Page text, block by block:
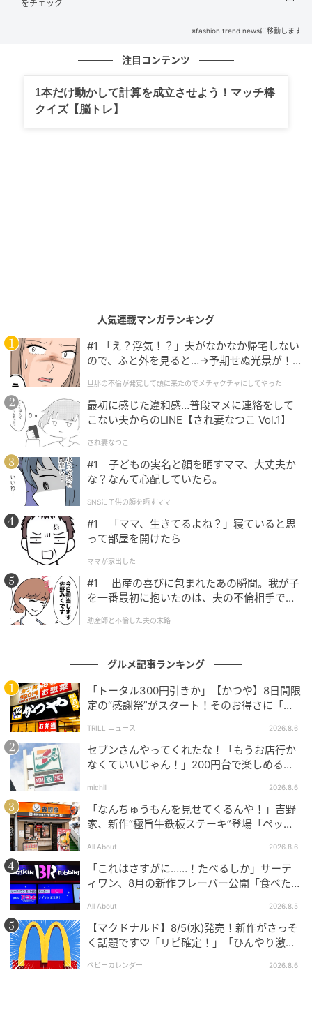
ップクリーム・キャラメルソース・ローストアーモン
キャラメルソースが入っています。@hifumi4さんいわ
のだとか。クランチの食感と香ばしさもアクセントと
して感じられそうです。バナナ好きは要チェック。イ
出典：Instagram
チョコドーナツ」。@megumiko_maniaさんいわく
「並んでいるだけで存在感があって今回の新作の中で
もひときわ目を引くドーナツ」だそう。パキッとした
イエローがインパクトがあって、ついつい立ち止まっ
てしまいそうです。主要原材料に動物性食材を使用し
ていないプラントベース商品で、こちらにも「もった
いないバナナ」が使われています。
生地の中にチョコクリーム入り！
をチェック
※fashion trend newsに移動します
注目コンテンツ
1本だけ動かして計算を成立させよう！マッチ棒
クイズ【脳トレ】
人気連載マンガランキング
#1 「え？浮気！？」夫がなかなか帰宅しない
ので、ふと外を見ると…→予期せぬ光景が！
クチャにしてやった
旦那の不倫が発覚して頭に来たのでメチャクチャにしてやった
最初に感じた違和感…普段マメに連絡をして
こない夫からのLINE【され妻なつこ Vol.1】
され妻なつこ
#1 子どもの実名と顔を晒すママ、大丈夫か
な？なんて心配していたら。
SNSに子供の顔を晒すママ
#1 「ママ、生きてるよね？」寝ていると思
って部屋を開けたら
ママが家出した
#1 出産の喜びに包まれたあの瞬間。我が子
を一番最初に抱いたのは、夫の不倫相手でし
助産師と不倫した夫の末路
グルメ記事ランキング
「トータル300円引きか」【かつや】8日間限
定の“感謝祭”がスタート！そのお得さに「何
TRILL ニュース 2026.8.6
セブンさんやってくれたな！「もうお店行か
なくていいじゃん！」200円台で楽しめる本
michill 2026.8.6
「なんちゅうもんを見せてくるんや！」吉野
家、新作“極旨牛鉄板ステーキ”登場「ペッパ
All About 2026.8.6
「これはさすがに……！たべるしか」サーテ
ィワン、8月の新作フレーバー公開「食べた方
All About 2026.8.5
【マクドナルド】8/5(水)発売！新作がさっそ
く話題です♡「リピ確定！」「ひんやり激う
ベビーカレンダー 2026.8.6